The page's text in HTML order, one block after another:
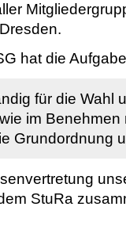
hat die
für die Wahl
im Benehmen
Grundordnung
StuRa